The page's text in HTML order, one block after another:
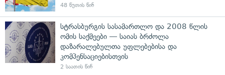
48 წუთის წინ
სტრასბურგის სასამართლო და 2008 წლის
ომის საქმეები — საიას ბრძოლა
დაზარალებულთა უფლებებისა და
კომპენსაციებისთვის
2 საათის წინ